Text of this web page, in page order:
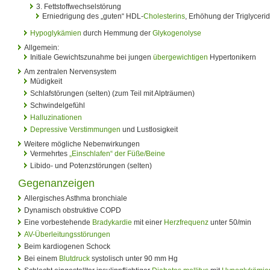
3. Fettstoffwechselstörung
Erniedrigung des „guten“ HDL-Cholesterins , Erhöhung der
Hypoglykämien durch Hemmung der Glykogenolyse
Allgemein:
Initiale Gewichtszunahme bei jungen übergewichtigen Hypertonikern
Am zentralen Nervensystem
Müdigkeit
Schlafstörungen (selten) (zum Teil mit Alpträumen)
Schwindelgefühl
Halluzinationen
Depressive Verstimmungen und Lustlosigkeit
Weitere mögliche Nebenwirkungen
Vermehrtes „Einschlafen“ der Füße/Beine
Libido- und Potenzstörungen (selten)
Gegenanzeigen
Allergisches Asthma bronchiale
Dynamisch obstruktive COPD
Eine vorbestehende Bradykardie mit einer Herzfrequenz unter 50/min
AV-Überleitungsstörungen
Beim kardiogenen Schock
Bei einem Blutdruck systolisch unter 90 mm Hg